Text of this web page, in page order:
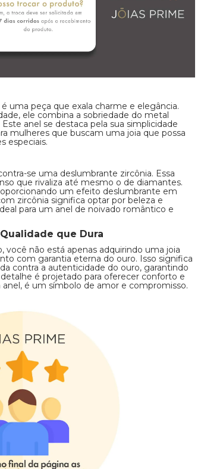
uma peça que exala charme e elegância.
ele combina a sobriedade do metal
anel se destaca pela sua simplicidade
mulheres que buscam uma joia que possa
especiais.
se uma deslumbrante zircônia. Essa
que rivaliza até mesmo o de diamantes.
um efeito deslumbrante em
zircônia significa optar por beleza e
para um anel de noivado romântico e
que Dura
você não está apenas adquirindo uma joia
com garantia eterna do ouro. Isso significa
contra a autenticidade do ouro, garantindo
é projetado para oferecer conforto e
é um símbolo de amor e compromisso.